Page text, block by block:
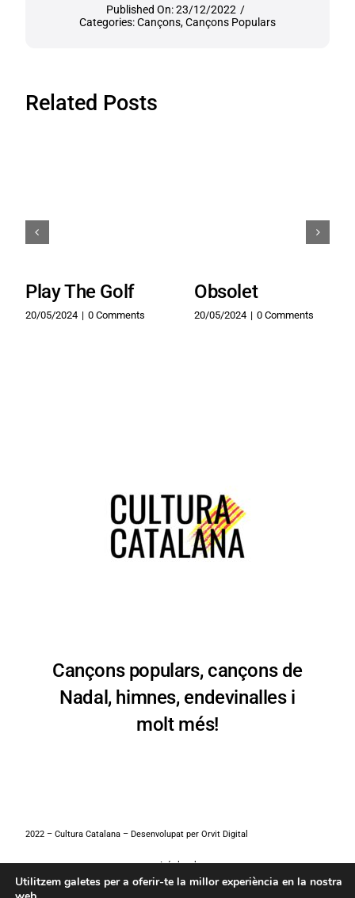
Published On: 23/12/2022 /
Categories:Cançons,Cançons Populars
Related Posts
Play The Golf
20/05/2024 | 0 Comments
Obsolet
20/05/2024 | 0 Comments
Cançons populars, cançons de
Nadal, himnes, endevinalles i
molt més!
2022 – Cultura Catalana – Desenvolupat per Orvit Digital
Avís legal
Utilitzem galetes per a oferir-te la millor experiència en la nostra